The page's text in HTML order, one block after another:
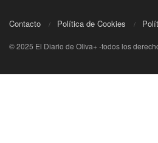
Contacto Política de Cookies
© 2025 El Diario de Oliva+ -todos los